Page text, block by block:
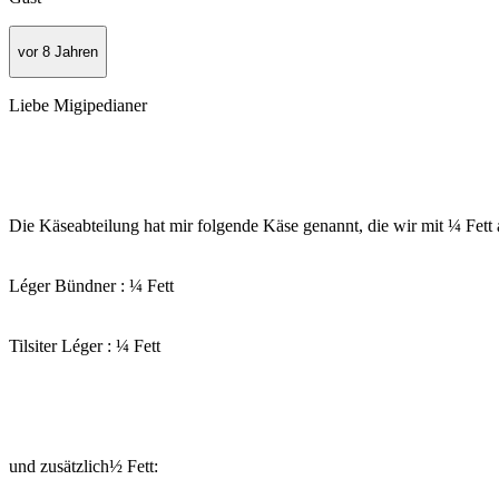
vor 8 Jahren
Liebe Migipedianer
Die Käseabteilung hat mir folgende Käse genannt, die wir mit ¼ Fett
Léger Bündner : ¼ Fett
Tilsiter Léger : ¼ Fett
und zusätzlich½ Fett: